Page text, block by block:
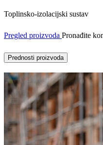
Toplinsko-izolacijski sustav
Pregled proizvoda Pronađite
Prednosti proizvoda